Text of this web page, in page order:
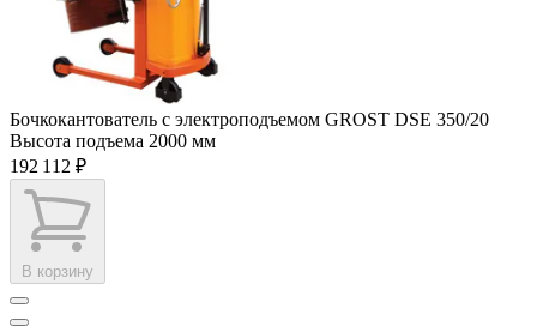
Бочкокантователь с электроподъемом GROST DSE 350/20
Высота подъема 2000 мм
192 112 ₽
В корзину